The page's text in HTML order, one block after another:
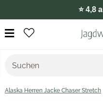
⭐️ 4,8
Alaska Herren Jacke Chaser Stretch